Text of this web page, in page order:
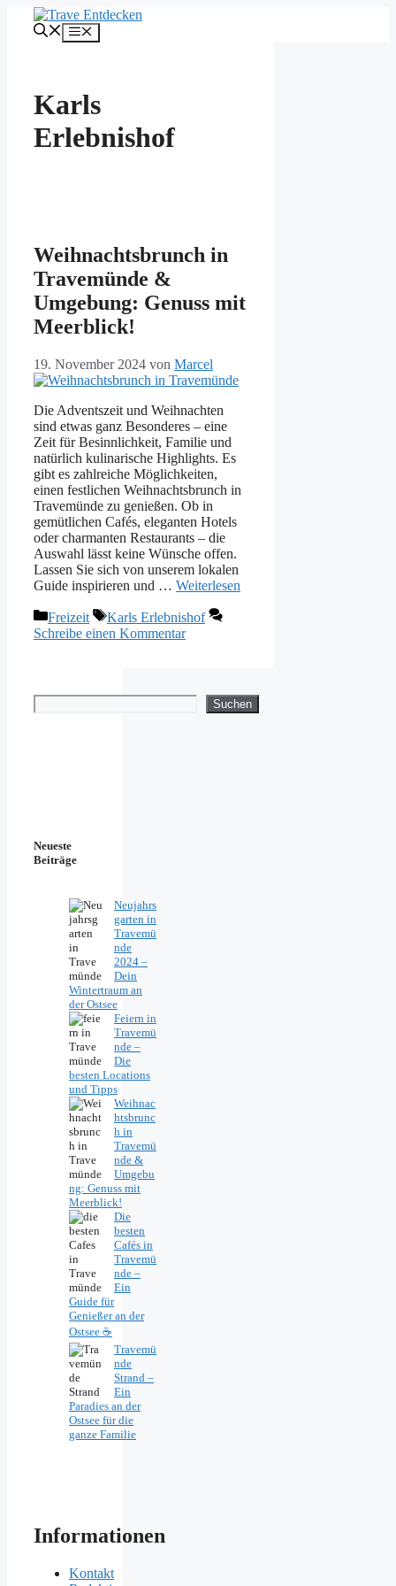
Inhalt
Menü
Karls
Erlebnishof
Weihnachtsbrunch in
Travemünde &
Umgebung: Genuss mit
Meerblick!
19. November 2024 von Marcel
Die Adventszeit und Weihnachten
sind etwas ganz Besonderes – eine
Zeit für Besinnlichkeit, Familie und
natürlich kulinarische Highlights. Es
gibt es zahlreiche Möglichkeiten,
einen festlichen Weihnachtsbrunch in
Travemünde zu genießen. Ob in
gemütlichen Cafés, eleganten Hotels
oder charmanten Restaurants – die
Auswahl lässt keine Wünsche offen.
Lassen Sie sich von unserem lokalen
Guide inspirieren und … Weiterlesen
Kategorien
Freizeit Schlagwörter
Karls Erlebnishof
Schreibe einen Kommentar
Suchen Suchen
Neueste
Beiträge
Neujahrs
garten in
Travemü
nde
2024 –
Dein
Wintertraum an
der Ostsee
Feiern in
Travemü
nde –
Die
besten Locations
und Tipps
Weihnac
htsbrunc
h in
Travemü
nde &
Umgebu
ng: Genuss mit
Meerblick!
Die
besten
Cafés in
Travemü
nde –
Ein
Guide für
Genießer an der
Ostsee ☕
Travemü
nde
Strand –
Ein
Paradies an der
Ostsee für die
ganze Familie
Informationen
Kontakt